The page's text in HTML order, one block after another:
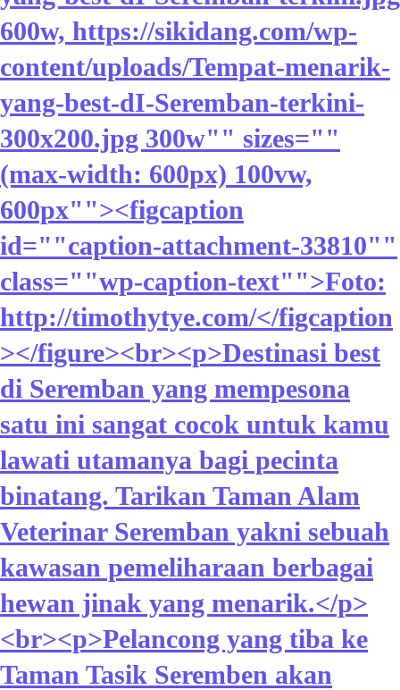
600w, https://sikidang.com/wp-
content/uploads/Tempat-menarik-
yang-best-dI-Seremban-terkini-
300x200.jpg 300w"" sizes=""
(max-width: 600px) 100vw,
600px""><figcaption
id=""caption-attachment-33810""
class=""wp-caption-text"">Foto:
http://timothytye.com/</figcaption
></figure><br><p>Destinasi best
di Seremban yang mempesona
satu ini sangat cocok untuk kamu
lawati utamanya bagi pecinta
binatang. Tarikan Taman Alam
Veterinar Seremban yakni sebuah
kawasan pemeliharaan berbagai
hewan jinak yang menarik.</p>
<br><p>Pelancong yang tiba ke
Taman Tasik Seremben akan